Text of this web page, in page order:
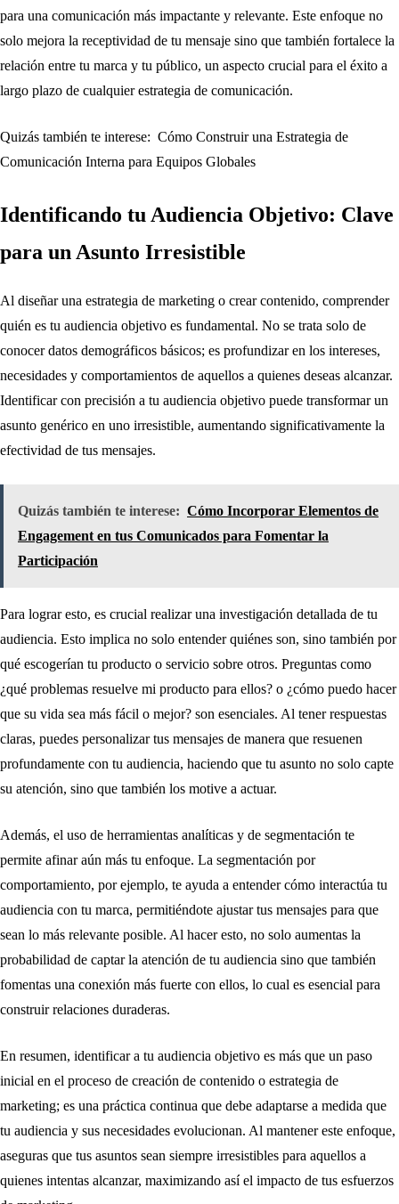
para una comunicación más impactante y relevante. Este enfoque no
solo mejora la receptividad de tu mensaje sino que también fortalece la
relación entre tu marca y tu público, un aspecto crucial para el éxito a
largo plazo de cualquier estrategia de comunicación.
Quizás también te interese: Cómo Construir una Estrategia de
Comunicación Interna para Equipos Globales
Identificando tu Audiencia Objetivo: Clave
para un Asunto Irresistible
Al diseñar una estrategia de marketing o crear contenido, comprender
quién es tu audiencia objetivo es fundamental. No se trata solo de
conocer datos demográficos básicos; es profundizar en los intereses,
necesidades y comportamientos de aquellos a quienes deseas alcanzar.
Identificar con precisión a tu audiencia objetivo puede transformar un
asunto genérico en uno irresistible, aumentando significativamente la
efectividad de tus mensajes.
Quizás también te interese: Cómo Incorporar Elementos de
Engagement en tus Comunicados para Fomentar la
Participación
Para lograr esto, es crucial realizar una investigación detallada de tu
audiencia. Esto implica no solo entender quiénes son, sino también por
qué escogerían tu producto o servicio sobre otros. Preguntas como
¿qué problemas resuelve mi producto para ellos? o ¿cómo puedo hacer
que su vida sea más fácil o mejor? son esenciales. Al tener respuestas
claras, puedes personalizar tus mensajes de manera que resuenen
profundamente con tu audiencia, haciendo que tu asunto no solo capte
su atención, sino que también los motive a actuar.
Además, el uso de herramientas analíticas y de segmentación te
permite afinar aún más tu enfoque. La segmentación por
comportamiento, por ejemplo, te ayuda a entender cómo interactúa tu
audiencia con tu marca, permitiéndote ajustar tus mensajes para que
sean lo más relevante posible. Al hacer esto, no solo aumentas la
probabilidad de captar la atención de tu audiencia sino que también
fomentas una conexión más fuerte con ellos, lo cual es esencial para
construir relaciones duraderas.
En resumen, identificar a tu audiencia objetivo es más que un paso
inicial en el proceso de creación de contenido o estrategia de
marketing; es una práctica continua que debe adaptarse a medida que
tu audiencia y sus necesidades evolucionan. Al mantener este enfoque,
aseguras que tus asuntos sean siempre irresistibles para aquellos a
quienes intentas alcanzar, maximizando así el impacto de tus esfuerzos